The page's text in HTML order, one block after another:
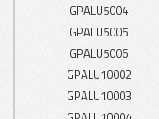
GPALU5004
GPALU5005
GPALU5006
GPALU10002
GPALU10003